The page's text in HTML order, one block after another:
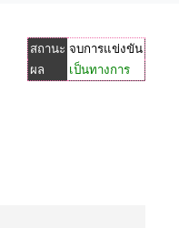
สถานะ จบการแข่งขัน
ผล
เป็นทางการ